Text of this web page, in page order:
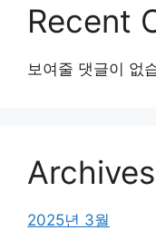
Recent
보여줄 댓글이 없
Archives
2025년 3월